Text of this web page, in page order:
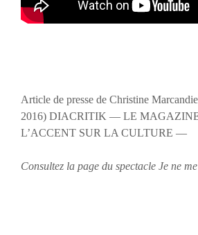
Article de presse de Christine
2016) DIACRITIK — LE
L’ACCENT SUR LA CULTURE —
Consultez la page du spectacle Je ne